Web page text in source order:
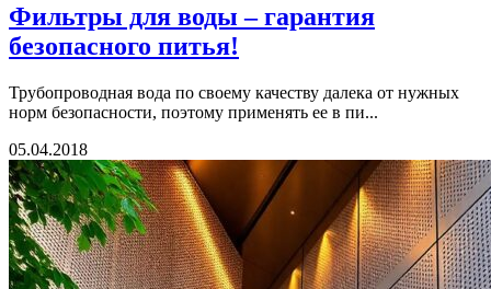
Фильтры для воды – гарантия
безопасного питья!
Трубопроводная вода по своему качеству далека от нужных
норм безопасности, поэтому применять ее в пи...
05.04.2018